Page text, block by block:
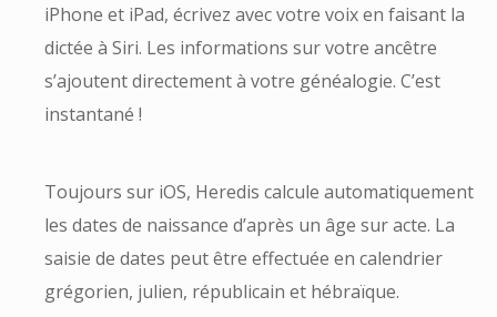
iPhone et iPad, écrivez avec votre voix en faisant la
dictée à Siri. Les informations sur votre ancêtre
s’ajoutent directement à votre généalogie. C’est
instantané !
Toujours sur iOS, Heredis calcule automatiquement
les dates de naissance d’après un âge sur acte. La
saisie de dates peut être effectuée en calendrier
grégorien, julien, républicain et hébraïque.